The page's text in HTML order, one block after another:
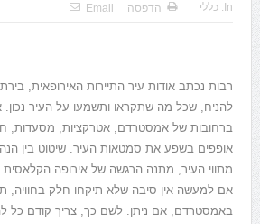
In: כללי הדפסה Email
רבות נכתב אודות עיר התיירות האירופאית,
להניח, שכל מה שתקראו ותשמעו על העיר נכון.
ברחובות של אמסטרדם; אטרקציות, מסעדות,
אופפים בשפע את סמטאות העיר. שיטוט בין
מתווי העיר, מתנה הרגשה של אירופה הקלאסית
אם למעשה אין סיבה שלא תיקחו חלק בחוויה,
באמסטרדם, אם ניתן. לשם כך, צריך קודם כל